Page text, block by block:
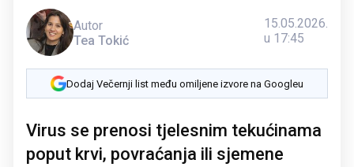
Autor
Tea Tokić
15.05.2026.
u 17:45
Dodaj Večernji list među omiljene izvore na Googleu
Virus se prenosi tjelesnim tekućinama
poput krvi, povraćanja ili sjemene